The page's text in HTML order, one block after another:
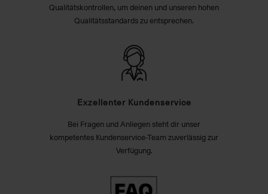
Qualitätskontrollen, um deinen und unseren hohen
Qualitätsstandards zu entsprechen.
Exzellenter Kundenservice
Bei Fragen und Anliegen steht dir unser
kompetentes Kundenservice-Team zuverlässig zur
Verfügung.